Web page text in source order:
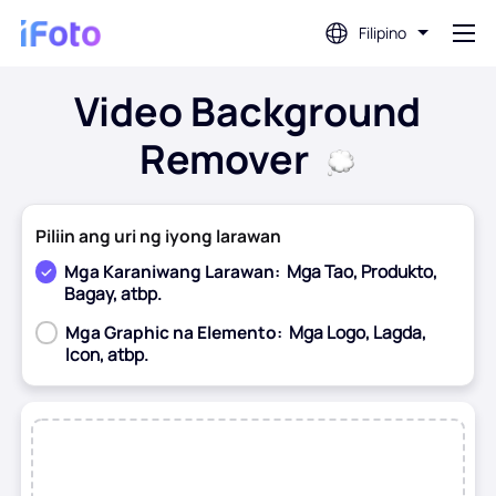
Filipino
Mag log in
Background Remover
Photo Enhancer
Profile Picture Maker
Video Background
Remover
Piliin ang uri ng iyong larawan
Mga Karaniwang Larawan: Mga Tao, Produkto,
Bagay, atbp.
Mga Graphic na Elemento: Mga Logo, Lagda,
Icon, atbp.
dati Pagkatapos